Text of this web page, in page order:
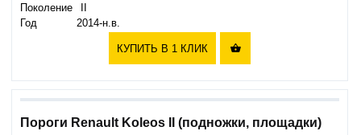
Поколение
Год
2014-н.в.
КУПИТЬ В 1 КЛИК 
Пороги Renault Koleos II (подножки, площадки)